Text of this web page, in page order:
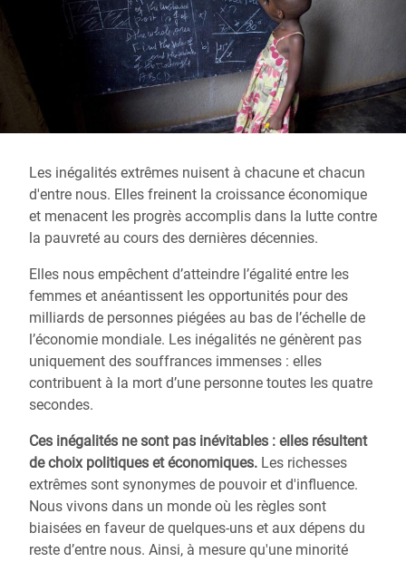
Les inégalités extrêmes nuisent à chacune et chacun
d'entre nous. Elles freinent la croissance économique
et menacent les progrès accomplis dans la lutte contre
la pauvreté au cours des dernières décennies.
Elles nous empêchent d’atteindre l’égalité entre les
femmes et anéantissent les opportunités pour des
milliards de personnes piégées au bas de l’échelle de
l’économie mondiale. Les inégalités ne génèrent pas
uniquement des souffrances immenses : elles
contribuent à la mort d’une personne toutes les quatre
secondes.
Ces inégalités ne sont pas inévitables : elles résultent
de choix politiques et économiques. Les richesses
extrêmes sont synonymes de pouvoir et d'influence.
Nous vivons dans un monde où les règles sont
biaisées en faveur de quelques-uns et aux dépens du
reste d’entre nous. Ainsi, à mesure qu'une minorité